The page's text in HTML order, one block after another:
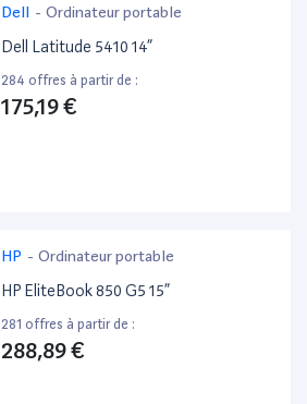
Dell - Ordinateur portable
Dell Latitude 5410 14”
284 offres à partir de :
175,19 €
HP - Ordinateur portable
HP EliteBook 850 G5 15”
281 offres à partir de :
288,89 €